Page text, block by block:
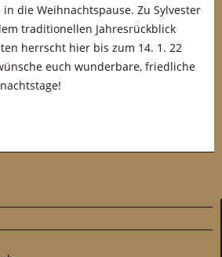
die Weihnachtspause. Zu Sylvester
traditionellen Jahresrückblick
herrscht hier bis zum 14. 1. 22
euch wunderbare, friedliche